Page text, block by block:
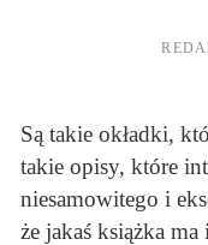
Są takie okładki,
takie opisy, które
niesamowitego i
że jakaś książka